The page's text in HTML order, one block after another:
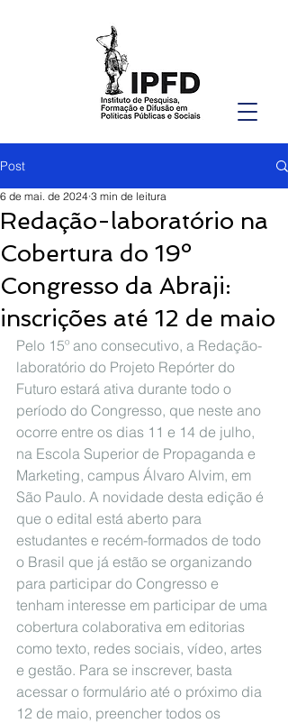
Post
Redação-laboratório na
Cobertura do 19º
Congresso da Abraji:
inscrições até 12 de maio
6 de mai. de 2024 3 min de leitura
Pelo 15º ano consecutivo, a Redação-
laboratório do Projeto Repórter do
Futuro estará ativa durante todo o
período do Congresso, que neste ano
ocorre entre os dias 11 e 14 de julho,
na Escola Superior de Propaganda e
Marketing, campus Álvaro Alvim, em
São Paulo. A novidade desta edição é
que o edital está aberto para
estudantes e recém-formados de todo
o Brasil que já estão se organizando
para participar do Congresso e
tenham interesse em participar de uma
cobertura colaborativa em editorias
como texto, redes sociais, vídeo, artes
e gestão. Para se inscrever, basta
acessar o formulário até o próximo dia
12 de maio, preencher todos os